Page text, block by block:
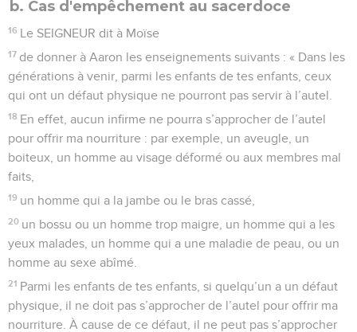
b. Cas d'empêchement au sacerdoce
16 Le SEIGNEUR dit à Moïse
17 de donner à Aaron les enseignements suivants : « Dans les
générations à venir, parmi les enfants de tes enfants, ceux
qui ont un défaut physique ne pourront pas servir à l’autel.
18 En effet, aucun infirme ne pourra s’approcher de l’autel
pour offrir ma nourriture : par exemple, un aveugle, un
boiteux, un homme au visage déformé ou aux membres mal
faits,
19 un homme qui a la jambe ou le bras cassé,
20 un bossu ou un homme trop maigre, un homme qui a les
yeux malades, un homme qui a une maladie de peau, ou un
homme au sexe abîmé.
21 Parmi les enfants de tes enfants, si quelqu’un a un défaut
physique, il ne doit pas s’approcher de l’autel pour offrir ma
nourriture. À cause de ce défaut, il ne peut pas s’approcher